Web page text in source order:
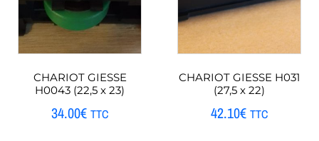
CHARIOT GIESSE
H0043 (22,5 x 23)
34.00€ TTC
CHARIOT GIESSE H031
(27,5 x 22)
42.10€ TTC